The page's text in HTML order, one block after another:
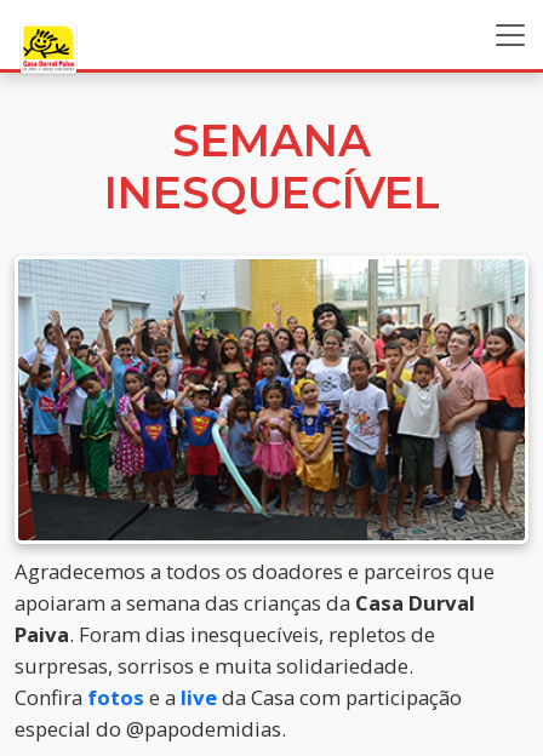
SEMANA
INESQUECÍVEL
Agradecemos a todos os doadores e parceiros que
apoiaram a semana das crianças da Casa Durval
Paiva. Foram dias inesquecíveis, repletos de
surpresas, sorrisos e muita solidariedade.
Confira fotos e a liveda Casa com participação
especial do @papodemidias.